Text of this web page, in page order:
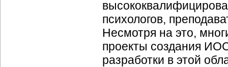
психологов,
Несмотря на это,
проекты создания
разработки в этой